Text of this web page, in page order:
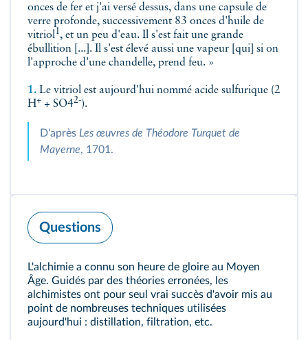
onces de fer et j'ai versé dessus, dans une capsule de
verre profonde, successivement 83 onces d'huile de
vitriol1, et un peu d'eau. Il s'est fait une grande
ébullition [...]. Il s'est élevé aussi une vapeur [qui] si on
l'approche d'une chandelle, prend feu. »
1. Le vitriol est aujourd'hui nommé acide sulfurique (2
H+ + SO42-).
D'après Les œuvres de Théodore Turquet de
Mayerne, 1701.
Questions
L'alchimie a connu son heure de gloire au Moyen
Âge. Guidés par des théories erronées, les
alchimistes ont pour seul vrai succès d'avoir mis au
point de nombreuses techniques utilisées
aujourd'hui : distillation, filtration, etc.